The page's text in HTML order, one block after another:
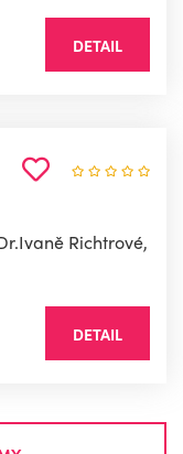
DETAIL
Richtrové,
DETAIL